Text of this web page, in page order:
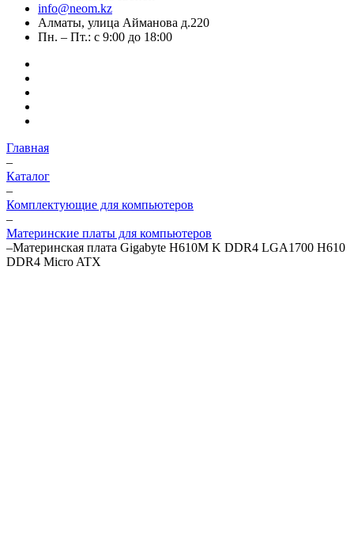
info@neom.kz
Алматы, улица Айманова д.220
Пн. – Пт.: с 9:00 до 18:00
Главная
–
Каталог
–
Комплектующие для компьютеров
–
Материнские платы для компьютеров
–Материнская плата Gigabyte H610M K DDR4 LGA1700 H610
DDR4 Micro ATX